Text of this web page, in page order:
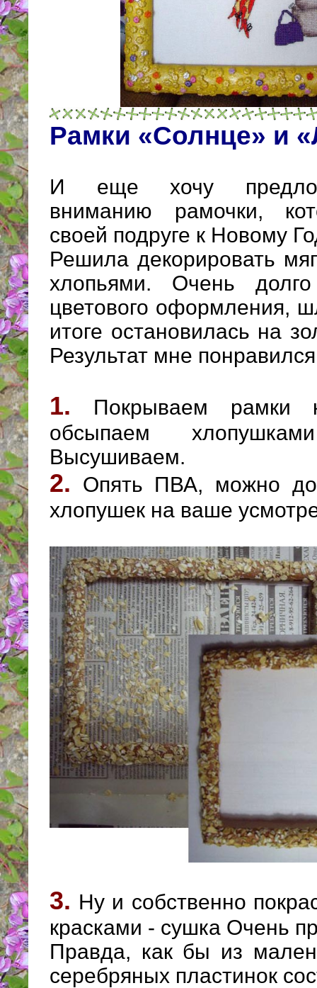
Рамки «Солнце» и
И еще хочу
вниманию рамочки,
своей подруге к Новому
Решила декорировать
хлопьями. Очень
цветового оформления,
итоге остановилась на
Результат мне
1. Покрываем
обсыпаем
Высушиваем.
2. Опять ПВА, можно
хлопушек на ваше
3. Ну и собственно
красками - сушка Очень
Правда, как бы из
серебряных пластинок